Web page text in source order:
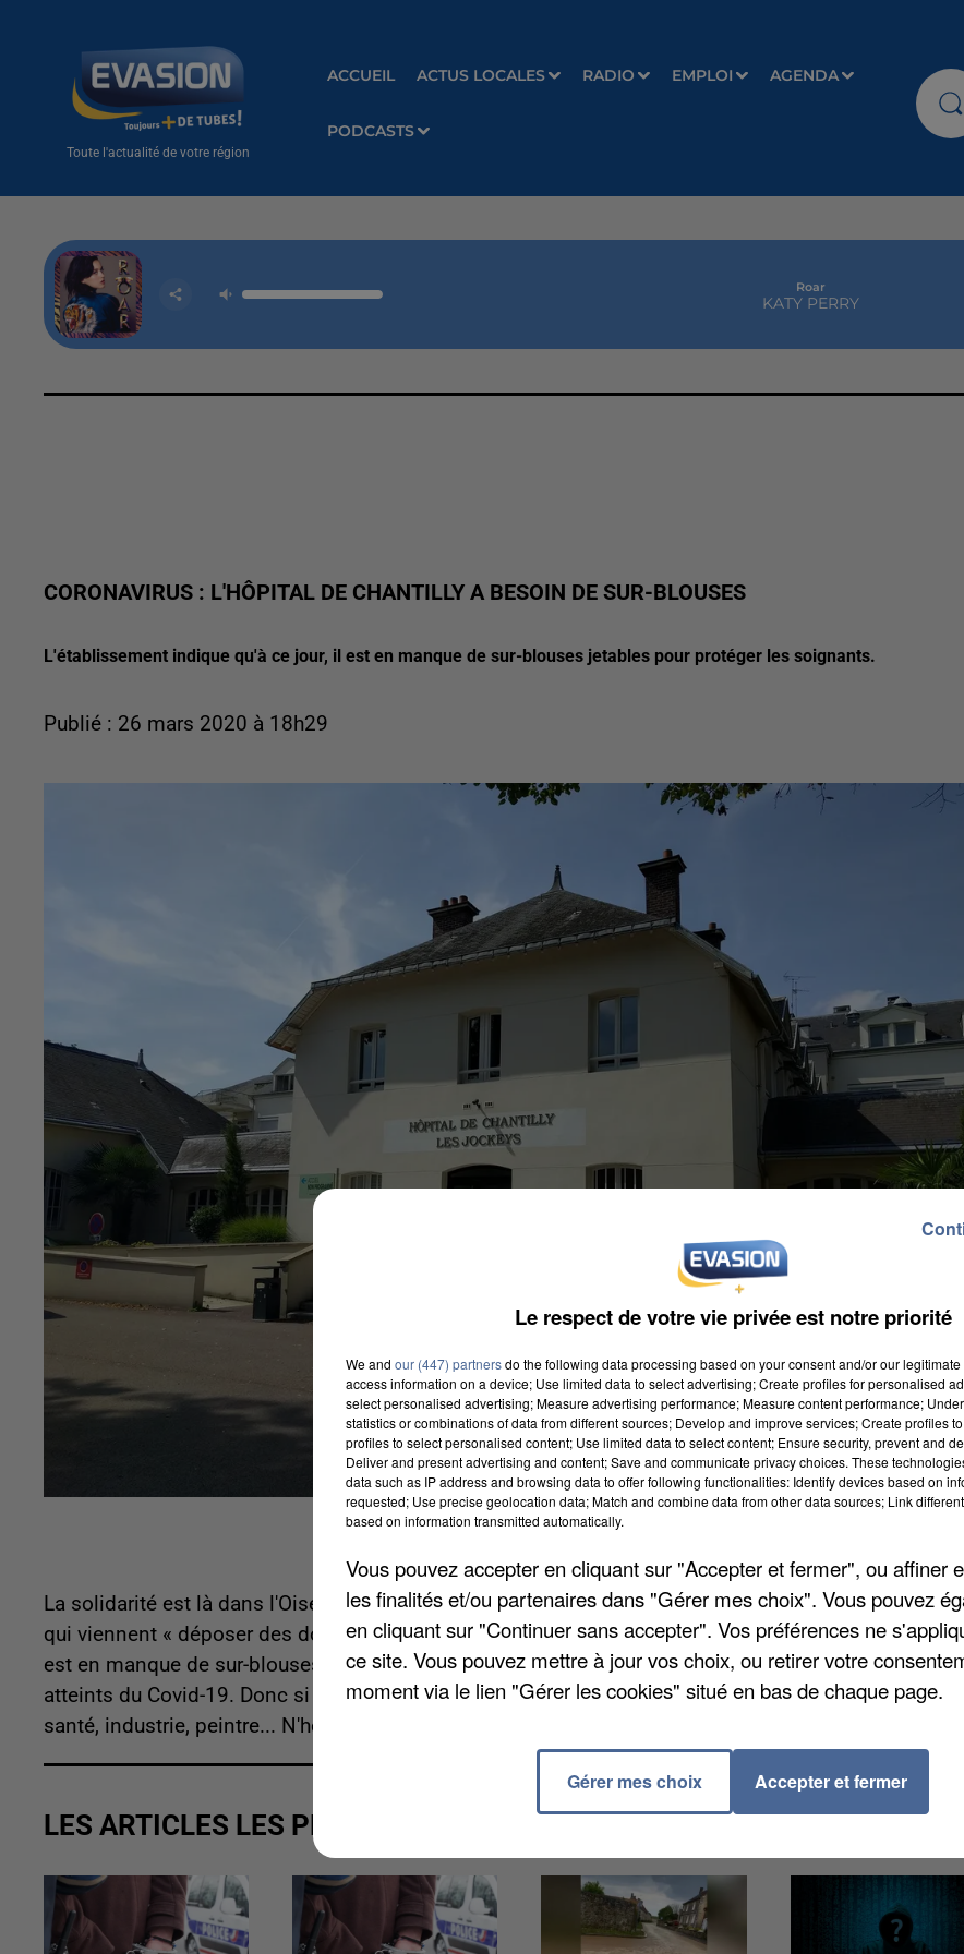
Toute l'actualité de votre région
ACCUEIL ACTUS LOCALES RADIO EMPLOI AGENDA
PODCASTS
Roar
KATY PERRY
CORONAVIRUS : L'HÔPITAL DE CHANTILLY A BESOIN DE SUR-BLOUSES
L'établissement indique qu'à ce jour, il est en manque de sur-blouses jetables pour protéger les soignants.
Publié : 26 mars 2020 à 18h29
La solidarité est là dans l'Oise comme ailleurs. À Chantilly, l'hôpital indique que nombreux sont ceux
qui viennent « déposer des dons d'équipement de protection ». L'établissement indique qu'à ce
est en manque de sur-blouses jetables pour protéger les soignants intervenant auprès des patients
atteints du Covid-19. Donc si vous avez des sur-blouses jetables peu importe votre secteur d'activité :
santé, industrie, peintre... N'hésitez pas.
LES ARTICLES LES PLUS VUS
Le respect de votre vie privée est notre priorité
We and our (447) partnersdo the following data processing based on your consent and/or our
access information on a device; Use limited data to select advertising; Create profiles for personalised
select personalised advertising; Measure advertising performance; Measure content performance;
statistics or combinations of data from different sources; Develop and improve services; Create profiles
profiles to select personalised content; Use limited data to select content; Ensure security, prevent and
Deliver and present advertising and content; Save and communicate privacy choices. These
data such as IP address and browsing data to offer following functionalities: Identify devices based on
requested; Use precise geolocation data; Match and combine data from other data sources; Link
based on information transmitted automatically.
Vous pouvez accepter en cliquant sur "Accepter et fermer", ou affiner
les finalités et/ou partenaires dans "Gérer mes choix". Vous pouvez
en cliquant sur "Continuer sans accepter". Vos préférences ne
ce site. Vous pouvez mettre à jour vos choix, ou retirer votre
moment via le lien "Gérer les cookies" situé en bas de chaque page.
Gérer mes choix Accepter et fermer